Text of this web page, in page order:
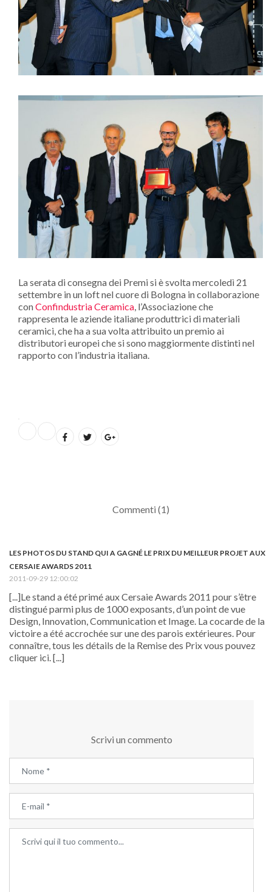
La serata di consegna dei Premi si è svolta mercoledì 21
settembre in un loft nel cuore di Bologna in collaborazione
conConfindustria Ceramica, l’Associazione che
rappresenta le aziende italiane produttrici di materiali
ceramici, che ha a sua volta attribuito un premio ai
distributori europei che si sono maggiormente distinti nel
rapporto con l’industria italiana.
Commenti (1)
LES PHOTOS DU STAND QUI A GAGNÉ LE PRIX DU MEILLEUR PROJET AUX
CERSAIE AWARDS 2011
2011-09-29 12:00:02
[...]Le stand a été primé aux Cersaie Awards 2011 pour s’être
distingué parmi plus de 1000 exposants, d’un point de vue
Design, Innovation, Communication et Image. La cocarde de la
victoire a été accrochée sur une des parois extérieures. Pour
connaître, tous les détails de la Remise des Prix vous pouvez
cliquer ici. [...]
Scrivi un commento